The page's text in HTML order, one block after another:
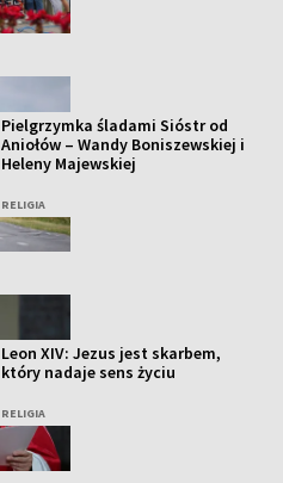
Pielgrzymka śladami Sióstr od
Aniołów – Wandy Boniszewskiej i
Heleny Majewskiej
RELIGIA
Leon XIV: Jezus jest skarbem,
który nadaje sens życiu
RELIGIA